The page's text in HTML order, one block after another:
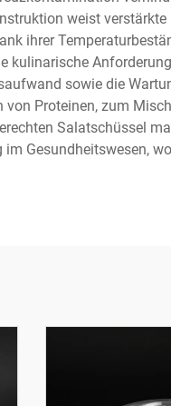
weist verstärkte
ihrer
kulinarische
sowie die
Proteinen, zum
Salatschüssel
Gesundheitswesen,